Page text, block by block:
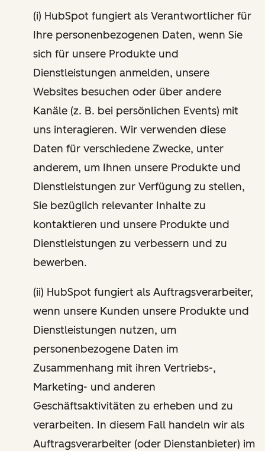
(i) HubSpot fungiert als Verantwortlicher für
Ihre personenbezogenen Daten, wenn Sie
sich für unsere Produkte und
Dienstleistungen anmelden, unsere
Websites besuchen oder über andere
Kanäle (z. B. bei persönlichen Events) mit
uns interagieren. Wir verwenden diese
Daten für verschiedene Zwecke, unter
anderem, um Ihnen unsere Produkte und
Dienstleistungen zur Verfügung zu stellen,
Sie bezüglich relevanter Inhalte zu
kontaktieren und unsere Produkte und
Dienstleistungen zu verbessern und zu
bewerben.
(ii) HubSpot fungiert als Auftragsverarbeiter,
wenn unsere Kunden unsere Produkte und
Dienstleistungen nutzen, um
personenbezogene Daten im
Zusammenhang mit ihren Vertriebs-,
Marketing- und anderen
Geschäftsaktivitäten zu erheben und zu
verarbeiten. In diesem Fall handeln wir als
Auftragsverarbeiter (oder Dienstanbieter) im